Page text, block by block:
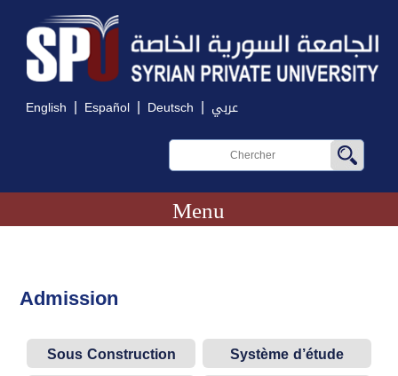
English | Español | Deutsch | عربي
Menu
Admission
Sous Construction
Système d’étude